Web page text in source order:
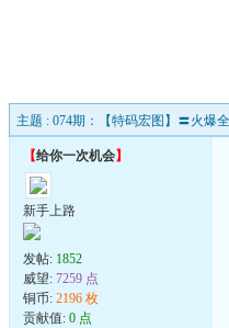
主题 : 074期：【特码宏图】〓火爆
【给你一次机会】
新手上路
发帖: 1852
威望: 7259 点
铜币: 2196 枚
贡献值: 0 点